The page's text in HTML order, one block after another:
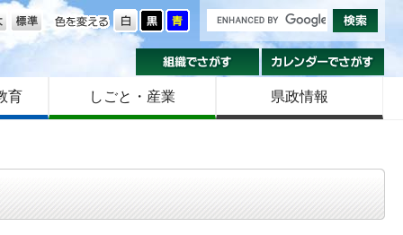
色を変える
大きさ
組織でさがす
育 しごと・産業 県政情報